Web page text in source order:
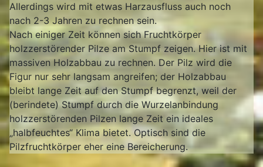
Allerdings wird mit etwas Harzausfluss auch noch
nach 2-3 Jahren zu rechnen sein.
Nach einiger Zeit können sich Fruchtkörper
holzzerstörender Pilze am Stumpf zeigen. Hier ist mit
massiven Holzabbau zu rechnen. Der Pilz wird die
Figur nur sehr langsam angreifen; der Holzabbau
bleibt lange Zeit auf den Stumpf begrenzt, weil der
(berindete) Stumpf durch die Wurzelanbindung
holzzerstörenden Pilzen lange Zeit ein ideales
„halbfeuchtes“ Klima bietet. Optisch sind die
Pilzfruchtkörper eher eine Bereicherung.